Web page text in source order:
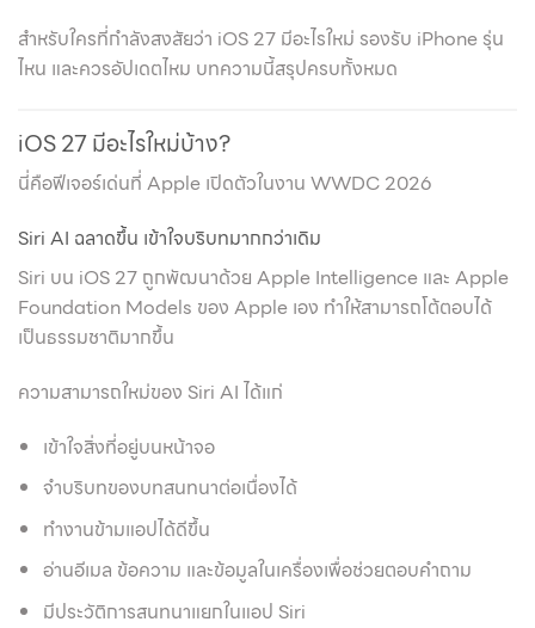
สำหรับใครที่กำลังสงสัยว่า iOS 27 มีอะไรใหม่ รองรับ iPhone รุ่น
ไหน และควรอัปเดตไหม บทความนี้สรุปครบทั้งหมด
iOS 27 มีอะไรใหม่บ้าง?
นี่คือฟีเจอร์เด่นที่ Apple เปิดตัวในงาน WWDC 2026
Siri AI ฉลาดขึ้น เข้าใจบริบทมากกว่าเดิม
Siri บน iOS 27 ถูกพัฒนาด้วย Apple Intelligence และ Apple
Foundation Models ของ Apple เอง ทำให้สามารถโต้ตอบได้
เป็นธรรมชาติมากขึ้น
ความสามารถใหม่ของ Siri AI ได้แก่
เข้าใจสิ่งที่อยู่บนหน้าจอ
จำบริบทของบทสนทนาต่อเนื่องได้
ทำงานข้ามแอปได้ดีขึ้น
อ่านอีเมล ข้อความ และข้อมูลในเครื่องเพื่อช่วยตอบคำถาม
มีประวัติการสนทนาแยกในแอป Siri